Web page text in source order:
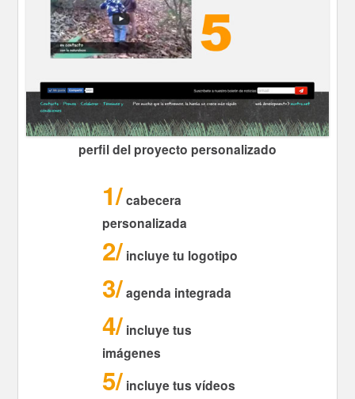
perfil del proyecto personalizado
1 cabecera
personalizada
2 incluye tu logotipo
3 agenda integrada
4
incluye tus
imágenes
5 incluye tus vídeos